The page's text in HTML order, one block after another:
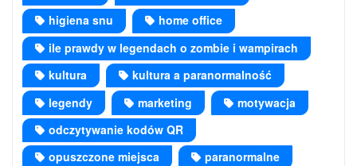
higiena snu
home office
ile prawdy w legendach o zombie i wampirach
kultura
kultura a paranormalność
legendy
marketing
motywacja
odczytywanie kodów QR
opuszczone miejsca
paranormalne